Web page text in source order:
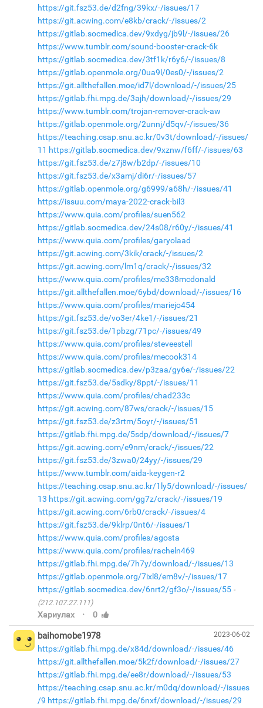
https://git.fsz53.de/d2fng/39kx/-/issues/17
https://git.acwing.com/e8kb/crack/-/issues/2
https://gitlab.socmedica.dev/9xdyg/jb9l/-/issues/26
https://www.tumblr.com/sound-booster-crack-6k
https://gitlab.socmedica.dev/3tf1k/r6y6/-/issues/8
https://gitlab.openmole.org/0ua9l/0es0/-/issues/2
https://git.allthefallen.moe/id7l/download/-/issues/25
https://gitlab.fhi.mpg.de/3ajh/download/-/issues/29
https://www.tumblr.com/trojan-remover-crack-aw
https://gitlab.openmole.org/2unnj/d5qv/-/issues/36
https://teaching.csap.snu.ac.kr/0v3t/download/-/issues/
11 https://gitlab.socmedica.dev/9xznw/f6ff/-/issues/63
https://git.fsz53.de/z7j8w/b2dp/-/issues/10
https://git.fsz53.de/x3amj/di6r/-/issues/57
https://gitlab.openmole.org/g6999/a68h/-/issues/41
https://issuu.com/maya-2022-crack-bil3
https://www.quia.com/profiles/suen562
https://gitlab.socmedica.dev/24s08/r60y/-/issues/41
https://www.quia.com/profiles/garyolaad
https://git.acwing.com/3kik/crack/-/issues/2
https://git.acwing.com/lm1q/crack/-/issues/32
https://www.quia.com/profiles/me338mcdonald
https://git.allthefallen.moe/6ybd/download/-/issues/16
https://www.quia.com/profiles/mariejo454
https://git.fsz53.de/vo3er/4ke1/-/issues/21
https://git.fsz53.de/1pbzg/71pc/-/issues/49
https://www.quia.com/profiles/steveestell
https://www.quia.com/profiles/mecook314
https://gitlab.socmedica.dev/p3zaa/gy6e/-/issues/22
https://git.fsz53.de/5sdky/8ppt/-/issues/11
https://www.quia.com/profiles/chad233c
https://git.acwing.com/87ws/crack/-/issues/15
https://git.fsz53.de/z3rtm/5oyr/-/issues/51
https://gitlab.fhi.mpg.de/5sdp/download/-/issues/7
https://git.acwing.com/e9nm/crack/-/issues/22
https://git.fsz53.de/3zwa0/24yy/-/issues/29
https://www.tumblr.com/aida-keygen-r2
https://teaching.csap.snu.ac.kr/1ly5/download/-/issues/
13 https://git.acwing.com/gg7z/crack/-/issues/19
https://git.acwing.com/6rb0/crack/-/issues/4
https://git.fsz53.de/9klrp/0nt6/-/issues/1
https://www.quia.com/profiles/agosta
https://www.quia.com/profiles/racheln469
https://gitlab.fhi.mpg.de/7h7y/download/-/issues/13
https://gitlab.openmole.org/7ixl8/em8v/-/issues/17
https://gitlab.socmedica.dev/6nrt2/gf3o/-/issues/55
(212.107.27.111)
Хариулах · 0
2023-06-02
baihomobe1978
https://gitlab.fhi.mpg.de/x84d/download/-/issues/46
https://git.allthefallen.moe/5k2f/download/-/issues/27
https://gitlab.fhi.mpg.de/ee8r/download/-/issues/53
https://teaching.csap.snu.ac.kr/m0dq/download/-/issues
/9 https://gitlab.fhi.mpg.de/6nxf/download/-/issues/29